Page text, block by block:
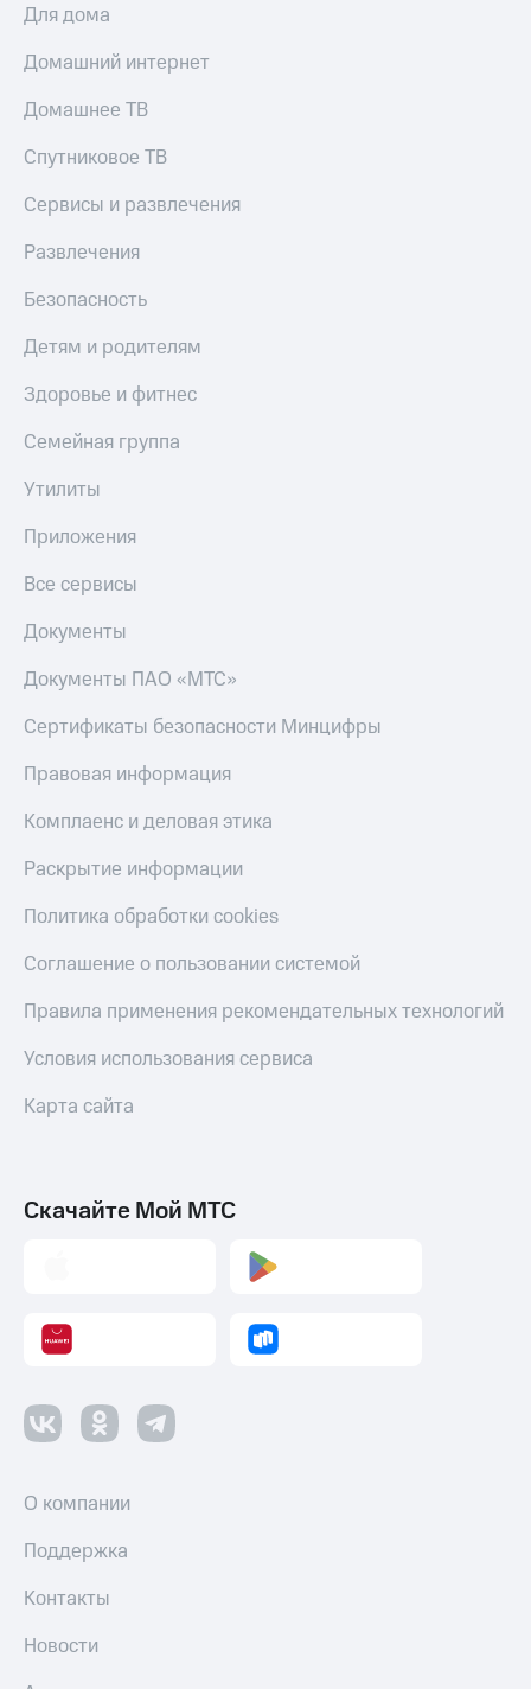
Для дома
Домашний интернет
Домашнее ТВ
Спутниковое ТВ
Сервисы и развлечения
Развлечения
Безопасность
Детям и родителям
Здоровье и фитнес
Семейная группа
Утилиты
Приложения
Все сервисы
Документы
Документы ПАО «МТС»
Сертификаты безопасности Минцифры
Правовая информация
Комплаенс и деловая этика
Раскрытие информации
Политика обработки cookies
Соглашение о пользовании системой
Правила применения рекомендательных технологий
Условия использования сервиса
Карта сайта
Скачайте Мой МТС
О компании
Поддержка
Контакты
Новости